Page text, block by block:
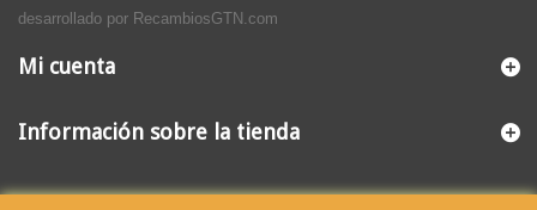
desarrollado por RecambiosGTN.com
Mi cuenta
Información sobre la tienda